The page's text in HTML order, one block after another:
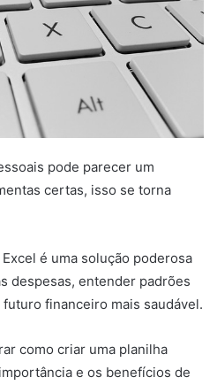
pode parecer um
certas, isso se torna
é uma solução poderosa
despesas, entender padrões
financeiro mais saudável.
como criar uma planilha
e os benefícios de